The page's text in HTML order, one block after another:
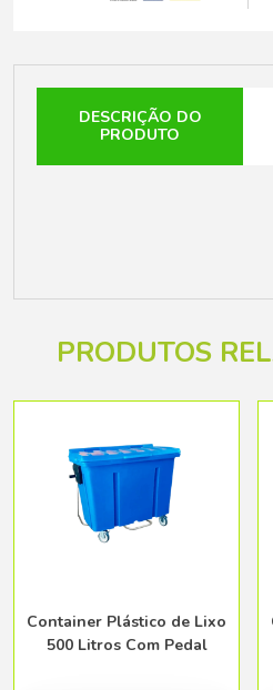
DESCRIÇÃO DO
PRODUTO
PRODUTOS
Container Plástico de Lixo
500 Litros Com Pedal